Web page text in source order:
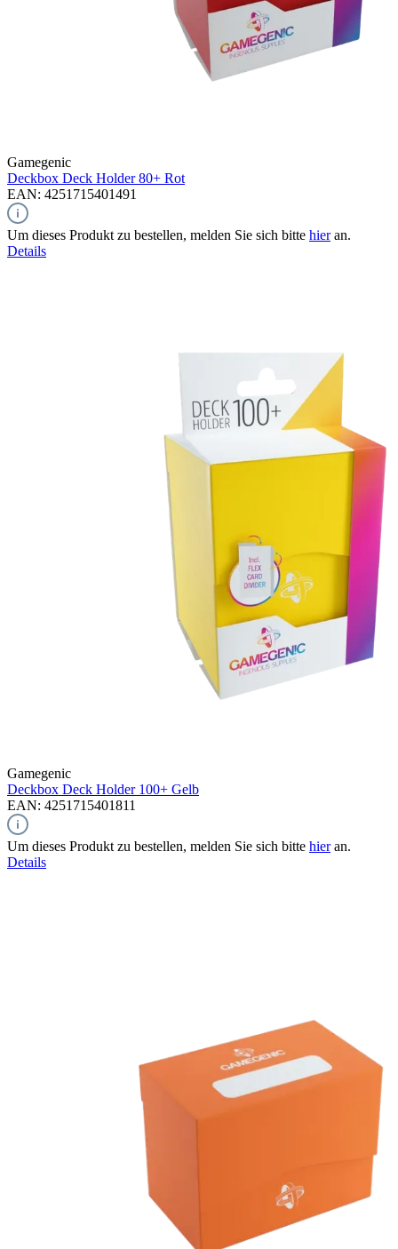
Gamegenic
Deckbox Deck Holder 80+ Rot
EAN: 4251715401491
Um dieses Produkt zu bestellen, melden Sie sich bitte hieran.
Details
Gamegenic
Deckbox Deck Holder 100+ Gelb
EAN: 4251715401811
Um dieses Produkt zu bestellen, melden Sie sich bitte hieran.
Details